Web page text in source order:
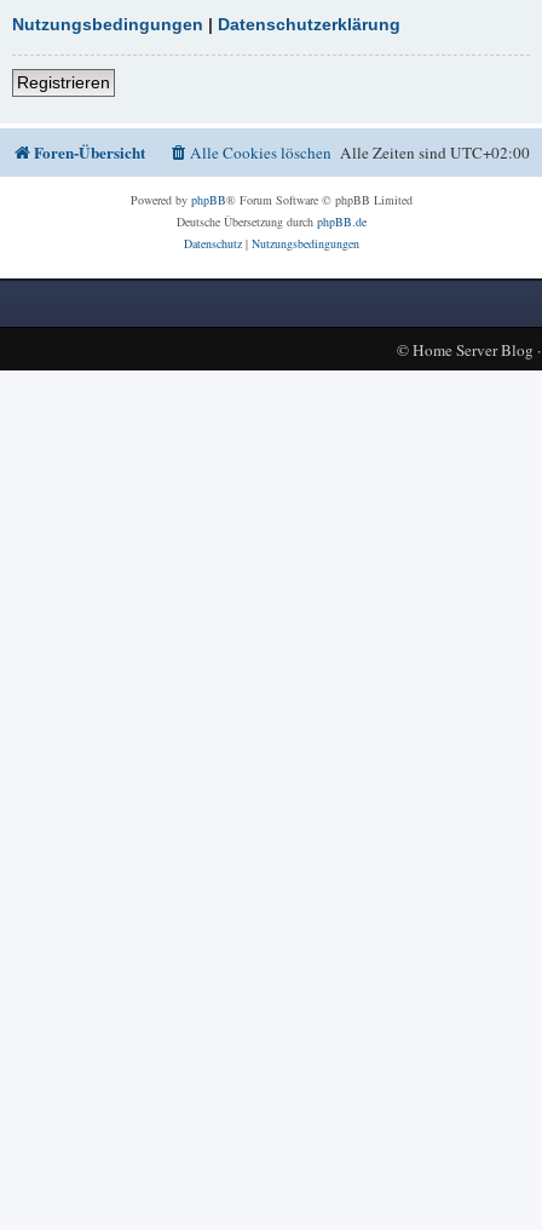
Nutzungsbedingungen | Datenschutzerklärung
Registrieren
Foren-Übersicht Alle Zeiten sindUTC+02:00
Alle Cookies löschen
Powered by phpBB® Forum Software © phpBB Limited
Deutsche Übersetzung durch phpBB.de
Datenschutz| Nutzungsbedingungen
©Home Server Blog